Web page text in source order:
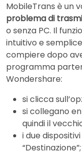
MobileTrans è un
problema di
o senza PC. Il
intuitivo e
compiere dopo
programma
Wondershare:
si clicca
si collegano
quindi il
i due
“Destinazione”;